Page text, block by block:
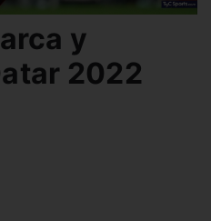
y
2022